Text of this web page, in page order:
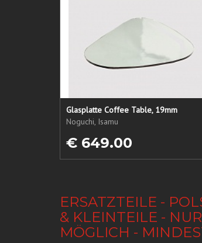
Glasplatte Coffee Table, 19mm
Noguchi, Isamu
€ 649.00
ERSATZTEILE -
& KLEINTEILE -
MÖGLICH -